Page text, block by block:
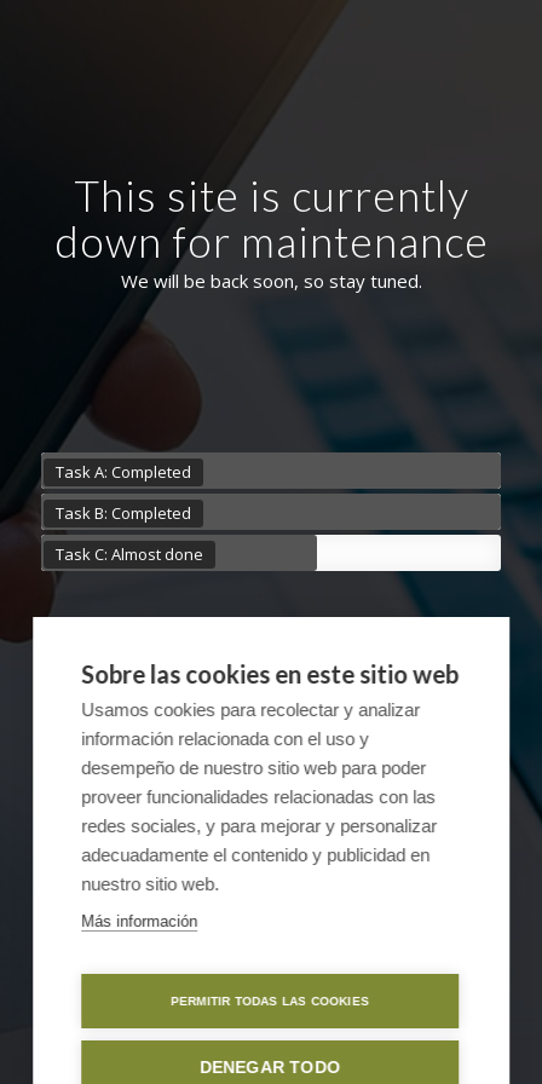
This site is currently
down for maintenance
We will be back soon, so stay tuned.
Task A: Completed
Task B: Completed
Task C: Almost done
Name*
E-Mail*
Sobre las cookies en este sitio web
Usamos cookies para recolectar y analizar
información relacionada con el uso y
desempeño de nuestro sitio web para poder
proveer funcionalidades relacionadas con las
redes sociales, y para mejorar y personalizar
adecuadamente el contenido y publicidad en
nuestro sitio web.
Más información
PERMITIR TODAS LAS COOKIES
DENEGAR TODO